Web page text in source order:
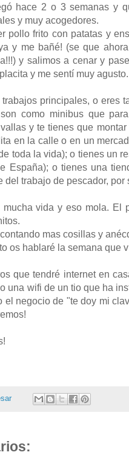
hace 2 o 3 semanas y
y muy acogedores.
pollo frito con patatas y
y me bañé! (se que
y salimos a cenar y
y me sentí muy agusto.
principales, o eres
como minibus que
y te tienes que
en la calle o en un
toda la vida); o tienes un
España); o tienes una
del trabajo de pescador, por
mucha vida y eso mola. El
mas cosillas y
os hablaré la semana que
que tendré internet en
una wifi de un tio que ha
el negocio de "te doy mi